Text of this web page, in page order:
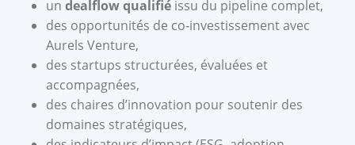
un dealflow qualifié issu du pipeline complet,
des opportunités de co‑investissement avec
Aurels Venture,
des startups structurées, évaluées et
accompagnées,
des chaires d’innovation pour soutenir des
domaines stratégiques,